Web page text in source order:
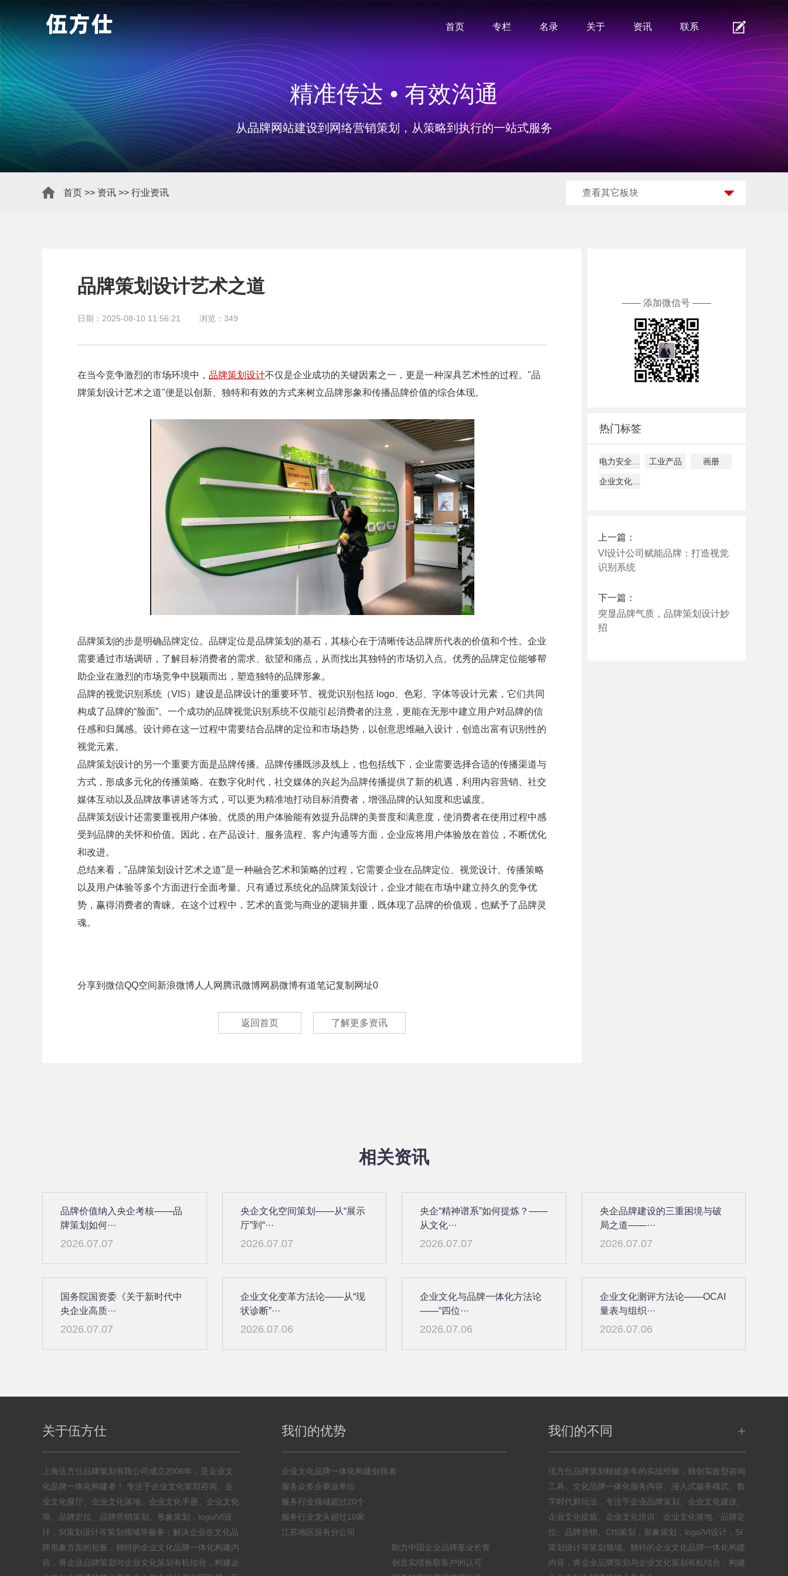
首页 专栏 名录 关于 资讯 联系
精准传达 • 有效沟通
从品牌网站建设到网络营销策划，从策略到执行的一站式服务
首页 >> 资讯 >> 行业资讯 查看其它板块
品牌策划设计艺术之道
日期：2025-08-10 11:56:21 浏览： 349
在当今竞争激烈的市场环境中， 品牌策划设计不仅是企业成功的关键因素之一，更是一种深具艺术性的过程。"品
牌策划设计艺术之道"便是以创新、独特和有效的方式来树立品牌形象和传播品牌价值的综合体现。
品牌策划的步是明确品牌定位。品牌定位是品牌策划的基石，其核心在于清晰传达品牌所代表的价值和个性。企业
需要通过市场调研，了解目标消费者的需求、欲望和痛点，从而找出其独特的市场切入点。优秀的品牌定位能够帮
助企业在激烈的市场竞争中脱颖而出，塑造独特的品牌形象。
品牌的视觉识别系统（VIS）建设是品牌设计的重要环节。视觉识别包括 logo、色彩、字体等设计元素，它们共同
构成了品牌的“脸面”。一个成功的品牌视觉识别系统不仅能引起消费者的注意，更能在无形中建立用户对品牌的信
任感和归属感。设计师在这一过程中需要结合品牌的定位和市场趋势，以创意思维融入设计，创造出富有识别性的
视觉元素。
品牌策划设计的另一个重要方面是品牌传播。品牌传播既涉及线上，也包括线下，企业需要选择合适的传播渠道与
方式，形成多元化的传播策略。在数字化时代，社交媒体的兴起为品牌传播提供了新的机遇，利用内容营销、社交
媒体互动以及品牌故事讲述等方式，可以更为精准地打动目标消费者，增强品牌的认知度和忠诚度。
品牌策划设计还需要重视用户体验。优质的用户体验能有效提升品牌的美誉度和满意度，使消费者在使用过程中感
受到品牌的关怀和价值。因此，在产品设计、服务流程、客户沟通等方面，企业应将用户体验放在首位，不断优化
和改进。
总结来看，"品牌策划设计艺术之道"是一种融合艺术和策略的过程，它需要企业在品牌定位、视觉设计、传播策略
以及用户体验等多个方面进行全面考量。只有通过系统化的品牌策划设计，企业才能在市场中建立持久的竞争优
势，赢得消费者的青睐。在这个过程中，艺术的直觉与商业的逻辑并重，既体现了品牌的价值观，也赋予了品牌灵
魂。
分享到 微信QQ空间新浪微博 人人网 腾讯微博网易微博有道笔记复制网址0
返回首页 了解更多资讯
—— 添加微信号 ——
热门标签
工业产品 画册
上一篇：
VI设计公司赋能品牌：打造视觉
识别系统
下一篇：
突显品牌气质，品牌策划设计妙
招
相关资讯
品牌价值纳入央企考核——品
牌策划如何···
2026.07.07
央企文化空间策划——从“展示
厅”到“···
2026.07.07
央企“精神谱系”如何提炼？——
从文化···
2026.07.07
央企品牌建设的三重困境与破
局之道——···
2026.07.07
国务院国资委《关于新时代中
央企业高质···
2026.07.07
企业文化变革方法论——从“现
状诊断”···
2026.07.06
企业文化与品牌一体化方法论
——“四位···
2026.07.06
企业文化测评方法论——OCAI
量表与组织···
2026.07.06
关于伍方仕
上海伍方仕品牌策划有限公司成立2006年，是企业文
化品牌一体化构建者！ 专注于企业文化策划咨询、企
业文化展厅、企业文化落地、企业文化手册、企业文化
墙、品牌定位、品牌营销策划、形象策划，logo/VI设
计，SI策划设计等策划领域等服务；解决企业在文化品
牌形象方面的短板，独特的企业文化品牌一体化构建内
容，将企业品牌策划与企业文化策划有机结合，构建企
我们的优势
企业文化品牌一体化构建创领者
服务众多企事业单位
服务行业领域超过20个
服务行业龙头超过10家
江苏地区设有分公司
助力中国企业品牌基业长青
创造实绩换取客户的认可
我们的不同 +
伍方仕品牌策划根据多年的实战经验，独创实效型咨询
工具、文化品牌一体化服务内容、浸入式服务模式、数
字时代新玩法，专注于企业品牌策划、企业文化建设、
企业文化提炼、企业文化培训、企业文化落地、品牌定
位、品牌营销、CIS策划，形象策划，logo/VI设计，SI
策划设计等策划领域。独特的企业文化品牌一体化构建
内容，将企业品牌策划与企业文化策划有机结合，构建